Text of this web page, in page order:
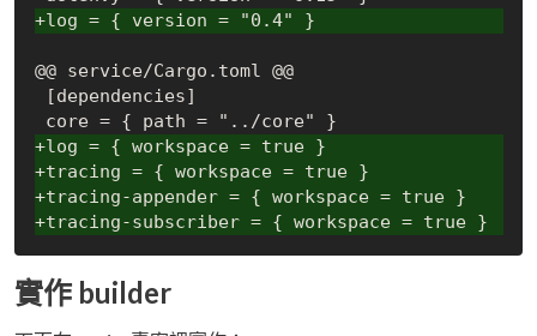
+log = { version = "0.4" }
@@ service/Cargo.toml @@
+log = { workspace = true }
+tracing = { workspace = true }
+tracing-appender = { workspace = true }
+tracing-subscriber = { workspace = true }
實作 builder